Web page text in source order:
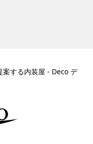
案する内装屋 - Deco デ